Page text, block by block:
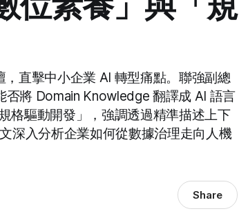
直擊中小企業 AI 轉型痛點。聯強副總
將 Domain Knowledge 翻譯成 AI 語言
格驅動開發」，強調透過精準描述上下
深入分析企業如何從數據治理走向人機
Share